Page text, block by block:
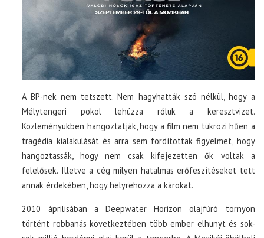
A BP-nek nem tetszett. Nem hagyhatták szó nélkül, hogy a
Mélytengeri pokol lehúzza róluk a keresztvizet.
Közleményükben hangoztatják, hogy a film nem tükrözi hűen a
tragédia kialakulását és arra sem fordítottak figyelmet, hogy
hangoztassák, hogy nem csak kifejezetten ők voltak a
felelősek. Illetve a cég milyen hatalmas erőfeszítéseket tett
annak érdekében, hogy helyrehozza a károkat.
2010 áprilisában a Deepwater Horizon olajfúró tornyon
történt robbanás következtében több ember elhunyt és sok-